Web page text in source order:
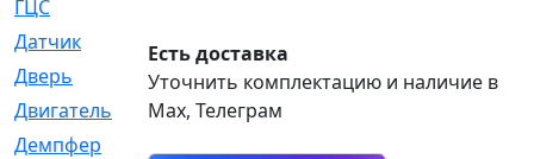
ГЦС
Датчик
Дверь
[249]
Двигатель
[64]
Демпфер
Есть доставка
Уточнить комплектацию и наличие в
Max, Телеграм